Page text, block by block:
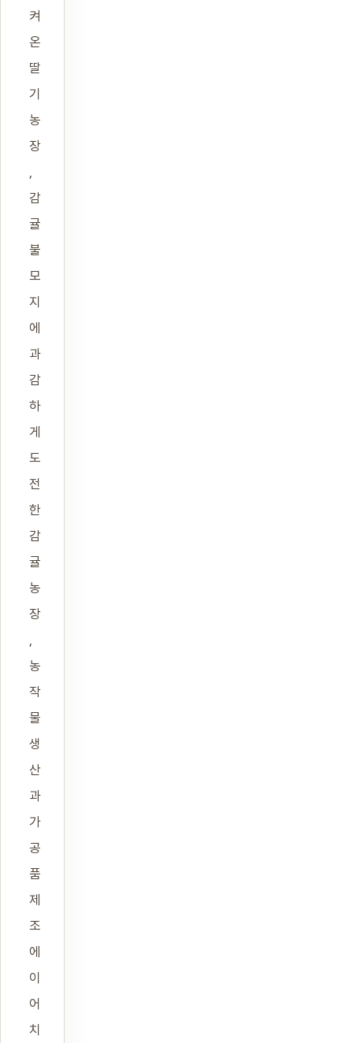
켜
온
딸
기
농
장
,
감
귤
불
모
지
에
과
감
하
게
도
전
한
감
귤
농
장
,
농
작
물
생
산
과
가
공
품
제
조
에
이
어
치